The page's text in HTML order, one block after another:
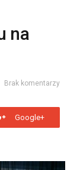
na
Brak komentarzy
Google+